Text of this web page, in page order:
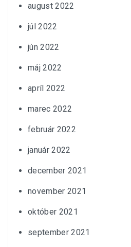
august 2022
júl 2022
jún 2022
máj 2022
apríl 2022
marec 2022
február 2022
január 2022
december 2021
november 2021
október 2021
september 2021